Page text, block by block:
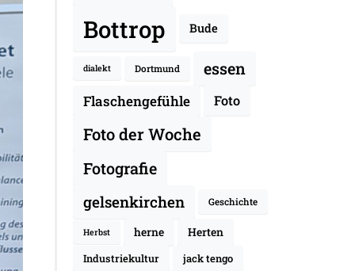
Bottrop Bude
dialekt Dortmund essen
Flaschengefühle Foto
Foto der Woche
Fotografie
gelsenkirchen Geschichte
Herbst herne Herten
Industriekultur
jack tengo